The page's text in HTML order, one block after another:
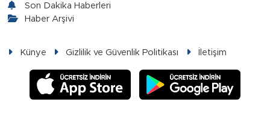
Son Dakika Haberleri
Haber Arşivi
Künye Gizlilik ve Güvenlik Politikası İletişim